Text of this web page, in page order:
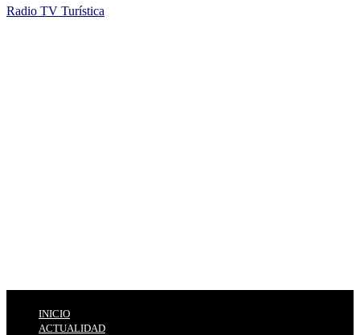
Radio TV Turística
INICIO
ACTUALIDAD